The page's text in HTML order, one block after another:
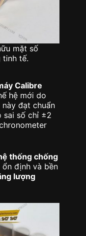
mặt số
tinh tế.
Calibre
hệ mới do
đạt chuẩn
sai số chỉ ±2
thống chống
định và bền
lượng